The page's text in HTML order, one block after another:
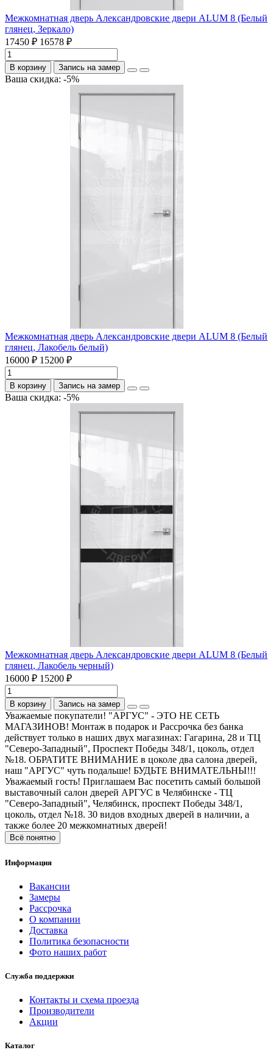
Межкомнатная дверь Александровские двери ALUM 8 (Белый
глянец, Зеркало)
17450 ₽ 16578 ₽
В корзину Запись на замер
Ваша скидка: -5%
Межкомнатная дверь Александровские двери ALUM 8 (Белый
глянец, Лакобель белый)
16000 ₽ 15200 ₽
В корзину Запись на замер
Ваша скидка: -5%
Межкомнатная дверь Александровские двери ALUM 8 (Белый
глянец, Лакобель черный)
16000 ₽ 15200 ₽
В корзину Запись на замер
Уважаемые покупатели! "АРГУС" - ЭТО НЕ СЕТЬ
МАГАЗИНОВ! Монтаж в подарок и Рассрочка без банка
действует только в наших двух магазинах: Гагарина, 28 и ТЦ
"Северо-Западный", Проспект Победы 348/1, цоколь, отдел
№18. ОБРАТИТЕ ВНИМАНИЕ в цоколе два салона дверей,
наш "АРГУС" чуть подальше! БУДЬТЕ ВНИМАТЕЛЬНЫ!!!
Уважаемый гость! Приглашаем Вас посетить самый большой
выставочный салон дверей АРГУС в Челябинске - ТЦ
"Северо-Западный", Челябинск, проспект Победы 348/1,
цоколь, отдел №18. 30 видов входных дверей в наличии, а
также более 20 межкомнатных дверей!
Всё понятно
Информация
Вакансии
Замеры
Рассрочка
О компании
Доставка
Политика безопасности
Фото наших работ
Служба поддержки
Контакты и схема проезда
Производители
Акции
Каталог